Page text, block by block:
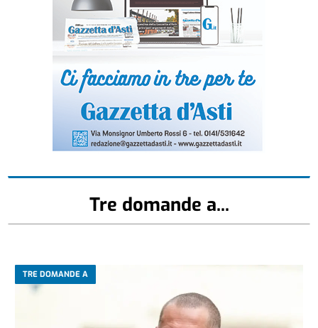
Tre domande a...
TRE DOMANDE A